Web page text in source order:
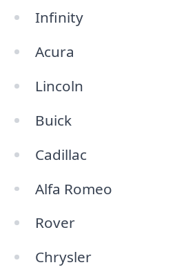
Infinity
Acura
Lincoln
Buick
Cadillac
Alfa Romeo
Rover
Chrysler